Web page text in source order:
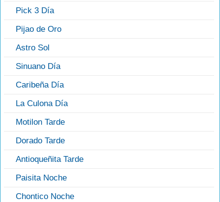
Pick 3 Día
Pijao de Oro
Astro Sol
Sinuano Día
Caribeña Día
La Culona Día
Motilon Tarde
Dorado Tarde
Antioqueñita Tarde
Paisita Noche
Chontico Noche